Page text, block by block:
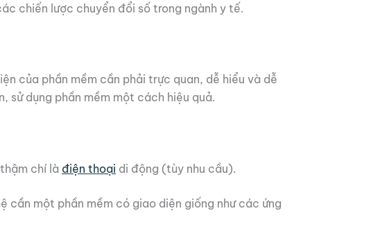
chiến lược chuyển đổi số trong ngành y tế.
của phần mềm cần phải trực quan, dễ hiểu và dễ
dụng phần mềm một cách hiệu quả.
chí là điện thoại di động (tùy nhu cầu).
cần một phần mềm có giao diện giống như các ứng